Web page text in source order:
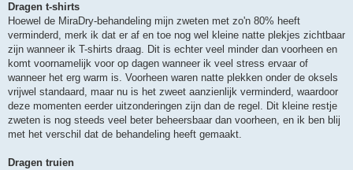
Dragen t-shirts
Hoewel de MiraDry-behandeling mijn zweten met zo'n 80% heeft
verminderd, merk ik dat er af en toe nog wel kleine natte plekjes zichtbaar
zijn wanneer ik T-shirts draag. Dit is echter veel minder dan voorheen en
komt voornamelijk voor op dagen wanneer ik veel stress ervaar of
wanneer het erg warm is. Voorheen waren natte plekken onder de oksels
vrijwel standaard, maar nu is het zweet aanzienlijk verminderd, waardoor
deze momenten eerder uitzonderingen zijn dan de regel. Dit kleine restje
zweten is nog steeds veel beter beheersbaar dan voorheen, en ik ben blij
met het verschil dat de behandeling heeft gemaakt.
Dragen truien